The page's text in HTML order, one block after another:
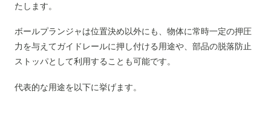
たします。
ボールプランジャは位置決め以外にも、物体に常時一定の押圧
力を与えてガイドレールに押し付ける用途や、部品の脱落防止
ストッパとして利用することも可能です。
代表的な用途を以下に挙げます。